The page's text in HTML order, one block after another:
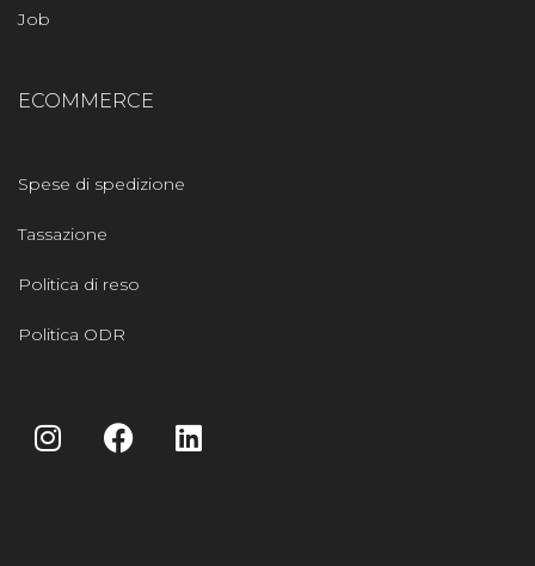
Job
ECOMMERCE
Spese di spedizione
Tassazione
Politica di reso
Politica ODR